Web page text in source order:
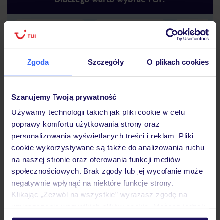
Zgoda Szczegóły O plikach cookies
Szanujemy Twoją prywatność
Używamy technologii takich jak pliki cookie w celu
poprawy komfortu użytkowania strony oraz
personalizowania wyświetlanych treści i reklam. Pliki
cookie wykorzystywane są także do analizowania ruchu
na naszej stronie oraz oferowania funkcji mediów
społecznościowych. Brak zgody lub jej wycofanie może
negatywnie wpłynąć na niektóre funkcje strony.
Klikając „Zezwól na wszystkie” wyrażasz zgodę na
personalizować swój wybór wchodząc w zakładkę
Lider niskich cen
Największe biuro
podróży w Polsce
30 lat w
Hotel
Pokoje
Wyżywienie